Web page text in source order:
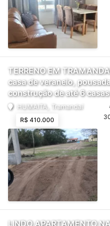
R$ 410.000
TERRENO EM
casa de veraneio,
construção de até 6 casas
HUMAITA, Tramandaí
LINDO APARTAMENTO